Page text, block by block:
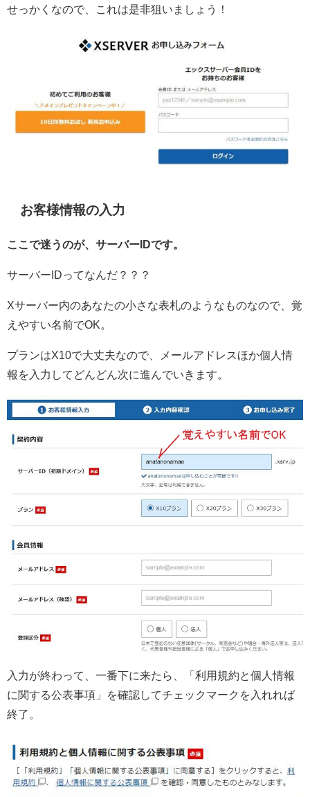
せっかくなので、これは是非狙いましょう！
お客様情報の入力
ここで迷うのが、サーバーIDです。
サーバーIDってなんだ？？？
Xサーバー内のあなたの小さな表札のようなものなので、覚
えやすい名前でOK。
プランはX10で大丈夫なので、メールアドレスほか個人情
報を入力してどんどん次に進んでいきます。
入力が終わって、一番下に来たら、「利用規約と個人情報
に関する公表事項」を確認してチェックマークを入れれば
終了。